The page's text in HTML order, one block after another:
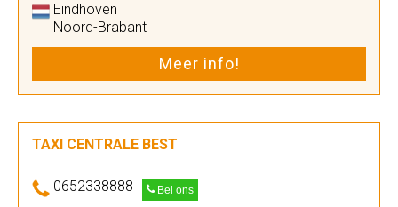
Eindhoven
Noord-Brabant
Meer info!
TAXI CENTRALE BEST
0652338888 Bel ons